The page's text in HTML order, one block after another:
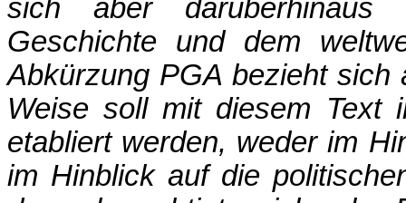
sich aber
Geschichte und dem
Abkürzung PGA bezieht
Weise soll mit diesem Text
etabliert werden, weder im
im Hinblick auf die